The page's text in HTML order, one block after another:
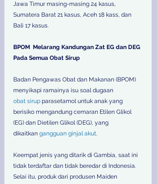
Jawa Timur masing-masing 24 kasus,
Sumatera Barat 21 kasus, Aceh 18 kass, dan
Bali 17 kasus.
BPOM  Melarang Kandungan Zat EG dan DEG
Pada Semua Obat Sirup
Badan Pengawas Obat dan Makanan (BPOM)
menyikapi ramainya isu soal dugaan
obat sirup parasetamol untuk anak yang
berisiko mengandung cemaran Etilen Glikol
(EG) dan Dietilen Glikol (DEG), yang
dikaitkan gangguan ginjal akut.
Keempat jenis yang ditarik di Gambia, saat ini
tidak terdaftar dan tidak beredar di Indonesia.
Selai itu, produk dari produsen Maiden